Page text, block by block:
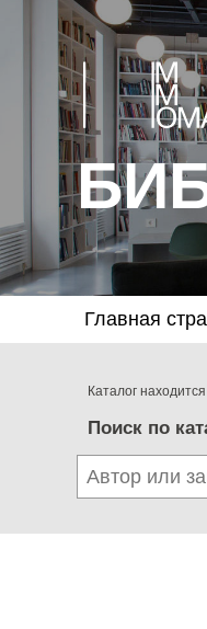
Главная
Каталог
Поиск по